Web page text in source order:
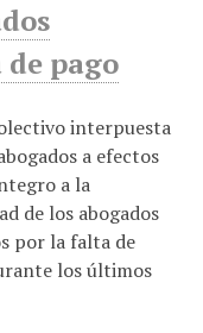
pago
interpuesta
a efectos
a la
de los abogados
por la falta de
los últimos